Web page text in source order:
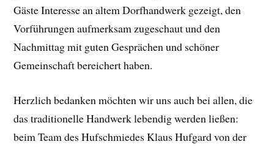
Gäste Interesse an altem Dorfhandwerk gezeigt, den
Vorführungen aufmerksam zugeschaut und den
Nachmittag mit guten Gesprächen und schöner
Gemeinschaft bereichert haben.
Herzlich bedanken möchten wir uns auch bei allen, die
das traditionelle Handwerk lebendig werden ließen:
beim Team des Hufschmiedes Klaus Hufgard von der